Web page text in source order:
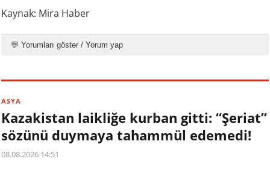
Kaynak: Mira Haber
💬 Yorumları göster / Yorum yap
ASYA
Kazakistan laikliğe kurban gitti: “Şeriat”
sözünü duymaya tahammül edemedi!
08.08.2026 14:51